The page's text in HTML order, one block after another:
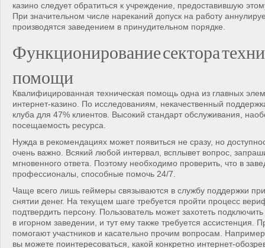
казино следует обратиться к учреждение, предоставившую
При значительном числе нареканий допуск на работу
производятся заведением в принудительном порядке.
Функционирование сектора
помощи
Квалифицированная техническая помощь одна из главных
интернет-казино. По исследованиям, некачественный
клуба для 47% клиентов. Высокий стандарт обслуживания,
посещаемость ресурса.
Нужда в рекомендациях может появиться не сразу, но
очень важно. Всякий любой интервал, всплывет вопрос,
мгновенного ответа. Поэтому необходимо проверить, что в
профессионалы, способные помочь 24/7.
Чаще всего лишь геймеры связываются в службу поддержки
снятии денег. На текущем шаге требуется пройти процесс
подтвердить персону. Пользователь может захотеть подключить
в игорном заведении, и тут ему также требуется ассистенция.
помогают участников и касательно прочим вопросам.
вы можете поинтересоваться, какой конкретно интернет-